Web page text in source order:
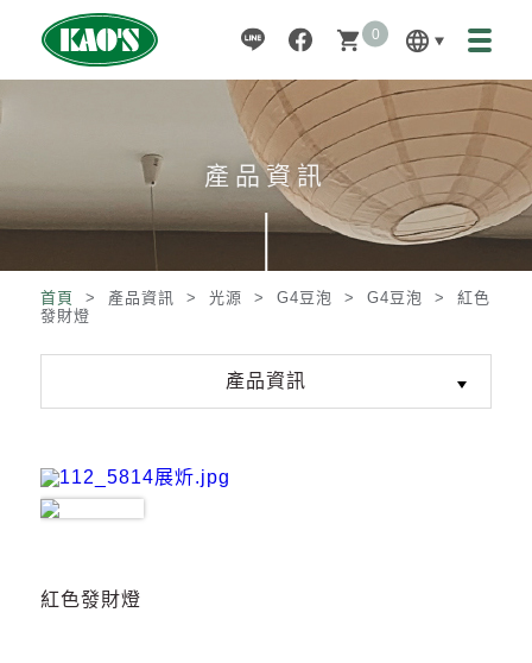
language
shopping_cart 0
產品資訊
首頁 > 產品資訊 > 光源 > G4豆泡 > G4豆泡 > 紅色
發財燈
產品資訊
紅色發財燈